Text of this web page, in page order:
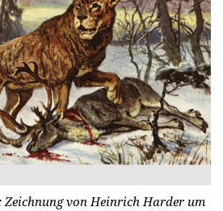
Zeichnung von Heinrich Harder um